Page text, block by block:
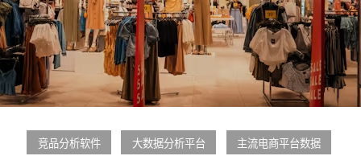
竞品分析软件 大数据分析平台 主流电商平台数据